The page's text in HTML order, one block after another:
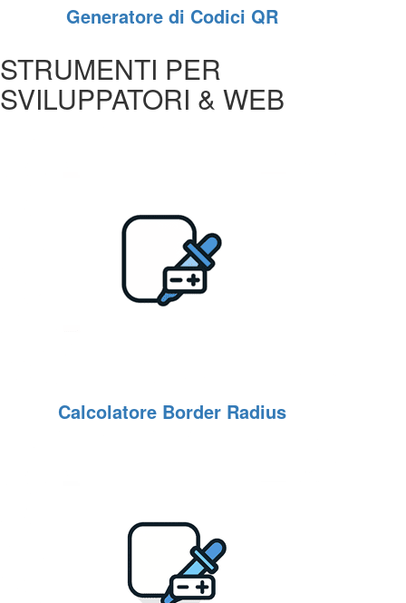
Generatore di Codici QR
STRUMENTI PER
SVILUPPATORI & WEB
Calcolatore Border Radius